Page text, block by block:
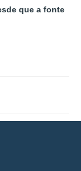
que a fonte